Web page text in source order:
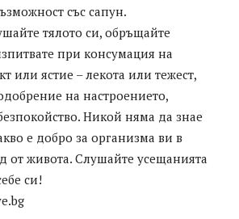
със сапун.
тялото си, обръщайте
при консумация на
или ястие – лекота или тежест,
на настроението,
Никой няма да знае
е добро за организма ви в
от живота. Слушайте усещанията
си!